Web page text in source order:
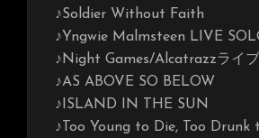
♪Soldier Without Faith
♪Yngwie Malmsteen LIVE
♪Night Games/Alcatrazzライブ
♪AS ABOVE SO BELOW
♪ISLAND IN THE SUN
♪Too Young to Die, Too Drunk